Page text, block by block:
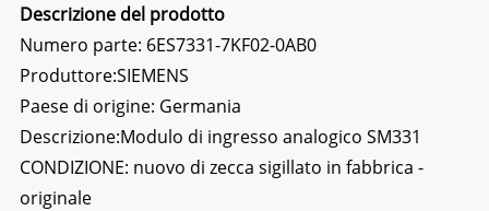
Descrizione del prodotto
Numero parte: 6ES7331-7KF02-0AB0
Produttore:SIEMENS
Paese di origine: Germania
Descrizione:Modulo di ingresso analogico SM331
CONDIZIONE: nuovo di zecca sigillato in fabbrica -
originale